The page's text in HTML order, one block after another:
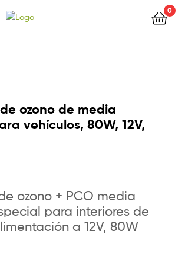
0
ozono de media
vehículos, 80W, 12V,
ozono + PCO media
para interiores de
a 12V, 80W